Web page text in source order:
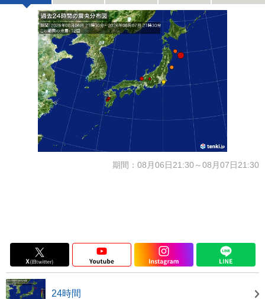
期間：08月06日21:30～08月07日21:30
24時間